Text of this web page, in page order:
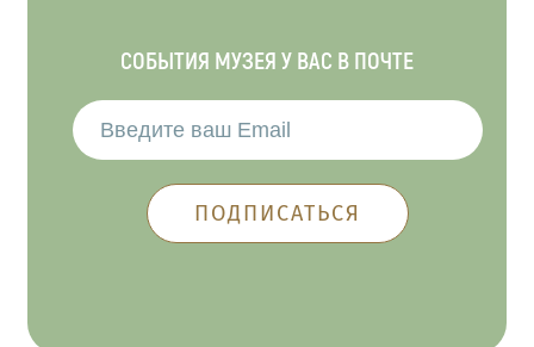
СОБЫТИЯ МУЗЕЯ У ВАС В ПОЧТЕ